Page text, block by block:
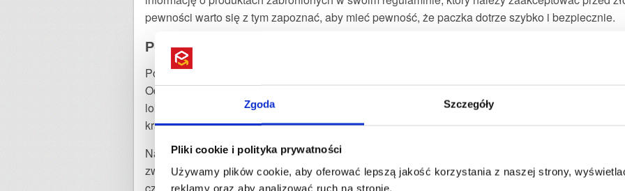
Zgoda Szczegóły
Pliki cookie i polityka prywatności
Używamy plików cookie, aby oferować lepszą jakość korzystania z naszej strony,
reklamy oraz aby analizować ruch na stronie.
pewności warto się z tym zapoznać, aby mieć pewność, że paczka dotrze szybko i bezpiecznie.
Poprawne zaadresowanie przesyłki
Podczas składania zamówienia na przesyłkę do Holandii bardzo istotne jest, aby podać
Odbiorcy. Wszystkie nazwy własne należy podać w języku lokalnym. Numery telefonów
lokalne, bo odbiory i doręczenia przesyłek realizują miejscowi kurierzy, którzy nie mogą
krajowe.
Na uwadze należy mieć również podanie poprawnego kodu pocztowego. W Holandii kod
zwracają również uwagę, czy nazwisko na liście przewozowym zgadza się z tym
czy też skrzynce pocztowej.